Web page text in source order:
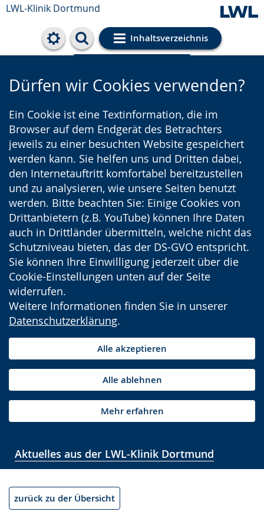
LWL-Klinik Dortmund
Inhaltsverzeichnis
Cookie-Einstellungen
Dürfen wir Cookies verwenden?
Ein Cookie ist eine Textinformation, die im
Browser auf dem Endgerät des Betrachters
jeweils zu einer besuchten Website gespeichert
werden kann. Sie helfen uns und Dritten dabei,
den Internetauftritt komfortabel bereitzustellen
und zu analysieren, wie unsere Seiten benutzt
werden. Bitte beachten Sie: Einige Cookies von
Drittanbietern (z.B. YouTube) können Ihre Daten
auch in Drittländer übermitteln, welche nicht das
Schutzniveau bieten, das der DS-GVO entspricht.
Sie können Ihre Einwilligung jederzeit über die
Cookie-Einstellungen unten auf der Seite
widerrufen.
Weitere Informationen finden Sie in unserer
Datenschutzerklärung.
Alle akzeptieren
Alle ablehnen
Mehr erfahren
Aktuelles aus der LWL-Klinik Dortmund
zurück zu der Übersicht